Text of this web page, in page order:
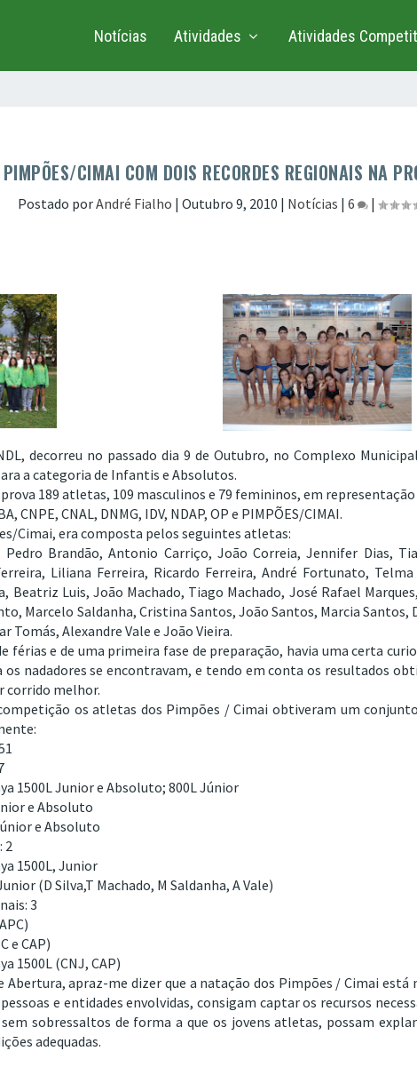
Notícias Atividades Atividades
CIMAI COM DOIS RECORDES REGIONAIS NA
Postado porAndré Fialho | Outubro 9, 2010 | Notícias | 6 |
decorreu no passado dia 9 de Outubro, no Complexo
a categoria de Infantis e Absolutos.
189 atletas, 109 masculinos e 79 femininos, em
CNPE, CNAL, DNMG, IDV, NDAP, OP e PIMPÕES/CIMAI.
Cimai, era composta pelos seguintes atletas:
Brandão, Antonio Carriço, João Correia, Jennifer Dias,
Liliana Ferreira, Ricardo Ferreira, André Fortunato,
Beatriz Luis, João Machado, Tiago Machado, José Rafael
Marcelo Saldanha, Cristina Santos, João Santos, Marcia Santos,
Tomás, Alexandre Vale e João Vieira.
férias e de uma primeira fase de preparação, havia uma certa
nadadores se encontravam, e tendo em conta os resultados
corrido melhor.
os atletas dos Pimpões / Cimai obtiveram um
1500L Junior e Absoluto; 800L Júnior
e Absoluto
e Absoluto
2
1500L, Junior
(D Silva,T Machado, M Saldanha, A Vale)
3
e CAP)
1500L (CNJ, CAP)
Abertura, apraz-me dizer que a natação dos Pimpões / Cimai está
e entidades envolvidas, consigam captar os recursos
sem sobressaltos de forma a que os jovens atletas, possam
adequadas.